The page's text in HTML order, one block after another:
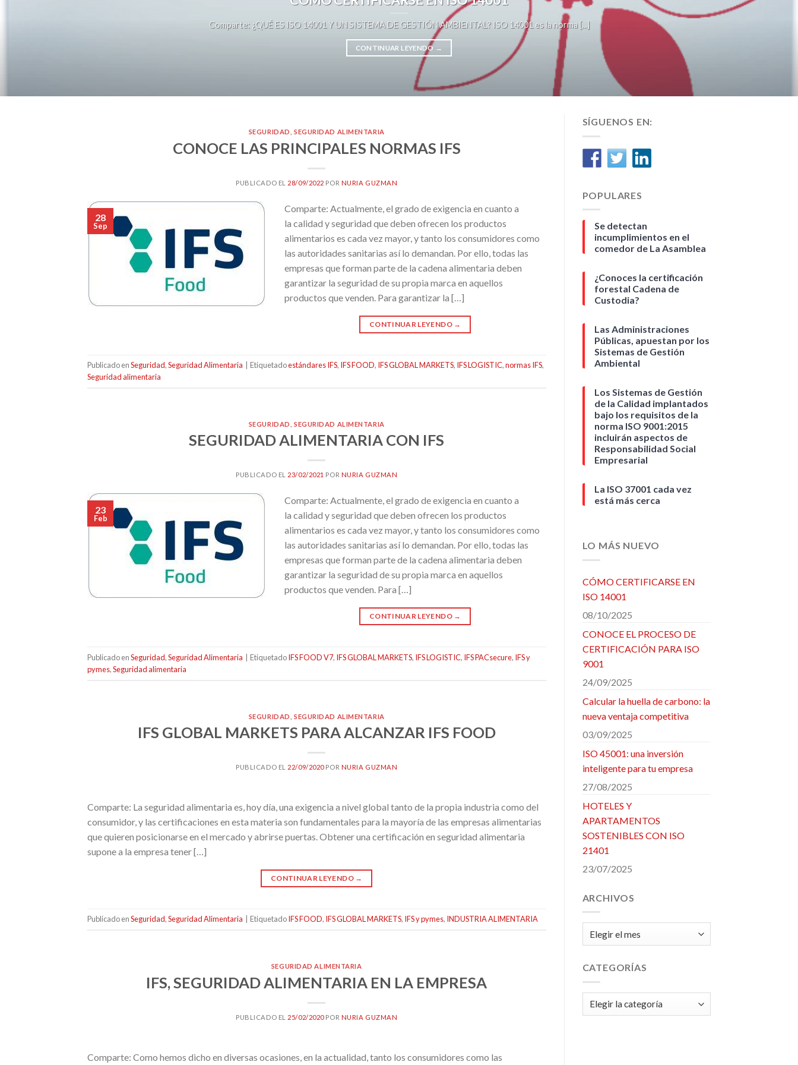
Comparte: ¿QUÉ ES ISO 14001 Y UN SISTEMA DE GESTIÓN AMBIENTAL? ISO 14001 es la norma [...]
CONTINUAR LEYENDO →
SEGURIDAD SEGURIDAD ALIMENTARIA
CONOCE LAS PRINCIPALES NORMAS IFS
PUBLICADO EL 28/09/2022 POR NURIA GUZMAN
28
Sep
Comparte: Actualmente, el grado de exigencia en cuanto a
la calidad y seguridad que deben ofrecen los productos
alimentarios es cada vez mayor, y tanto los consumidores como
las autoridades sanitarias así lo demandan. Por ello, todas las
empresas que forman parte de la cadena alimentaria deben
garantizar la seguridad de su propia marca en aquellos
productos que venden. Para garantizar la […]
CONTINUAR LEYENDO →
Publicado enSeguridad,Seguridad Alimentaria Etiquetadoestándares IFS, IFS FOOD, IFS GLOBAL MARKETS, IFS LOGISTIC,normas IFS,
Seguridad alimentaria
SEGURIDAD SEGURIDAD ALIMENTARIA
SEGURIDAD ALIMENTARIA CON IFS
PUBLICADO EL 23/02/2021 POR NURIA GUZMAN
23
Feb
Comparte: Actualmente, el grado de exigencia en cuanto a
la calidad y seguridad que deben ofrecen los productos
alimentarios es cada vez mayor, y tanto los consumidores como
las autoridades sanitarias así lo demandan. Por ello, todas las
empresas que forman parte de la cadena alimentaria deben
garantizar la seguridad de su propia marca en aquellos
productos que venden. Para […]
CONTINUAR LEYENDO →
Publicado enSeguridad,Seguridad Alimentaria EtiquetadoIFS FOOD V7, IFS GLOBAL MARKETS, IFS LOGISTIC, IFS PACsecure, IFS y
pymes,Seguridad alimentaria
SEGURIDAD SEGURIDAD ALIMENTARIA
IFS GLOBAL MARKETS PARA ALCANZAR IFS FOOD
PUBLICADO EL 22/09/2020POR NURIA GUZMAN
Comparte: La seguridad alimentaria es, hoy día, una exigencia a nivel global tanto de la propia industria como del
consumidor, y las certificaciones en esta materia son fundamentales para la mayoría de las empresas alimentarias
que quieren posicionarse en el mercado y abrirse puertas. Obtener una certificación en seguridad alimentaria
supone a la empresa tener […]
CONTINUAR LEYENDO →
Publicado enSeguridad,Seguridad Alimentaria EtiquetadoIFS FOOD, IFS GLOBAL MARKETS, IFS y pymes, INDUSTRIA ALIMENTARIA
SEGURIDAD ALIMENTARIA
IFS, SEGURIDAD ALIMENTARIA EN LA EMPRESA
PUBLICADO EL 25/02/2020POR NURIA GUZMAN
Comparte: Como hemos dicho en diversas ocasiones, en la actualidad, tanto los consumidores como las
SÍGUENOS EN:
POPULARES
Se detectan
incumplimientos en el
comedor de La Asamblea
¿Conoces la certificación
forestal Cadena de
Custodia?
Las Administraciones
Públicas, apuestan por los
Sistemas de Gestión
Ambiental
Los Sistemas de Gestión
de la Calidad implantados
bajo los requisitos de la
norma ISO 9001:2015
incluirán aspectos de
Responsabilidad Social
Empresarial
La ISO 37001 cada vez
está más cerca
LO MÁS NUEVO
CÓMO CERTIFICARSE EN
ISO 14001
08/10/2025
CONOCE EL PROCESO DE
CERTIFICACIÓN PARA ISO
9001
24/09/2025
Calcular la huella de carbono: la
nueva ventaja competitiva
03/09/2025
ISO 45001: una inversión
inteligente para tu empresa
27/08/2025
HOTELES Y
APARTAMENTOS
SOSTENIBLES CON ISO
21401
23/07/2025
ARCHIVOS
CATEGORÍAS
Categorías